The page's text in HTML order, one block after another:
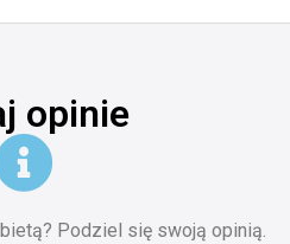
opinie
Podziel się swoją opinią.